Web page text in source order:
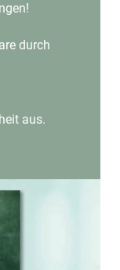
durch
aus.